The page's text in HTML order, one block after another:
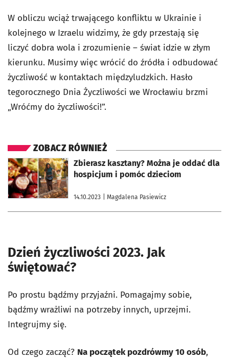
W obliczu wciąż trwającego konfliktu w Ukrainie i
kolejnego w Izraelu widzimy, że gdy przestają się
liczyć dobra wola i zrozumienie – świat idzie w złym
kierunku. Musimy więc wrócić do źródła i odbudować
życzliwość w kontaktach międzyludzkich. Hasło
tegorocznego Dnia Życzliwości we Wrocławiu brzmi
„Wróćmy do życzliwości!”.
ZOBACZ RÓWNIEŻ
Zbierasz kasztany? Można je oddać dla
hospicjum i pomóc dzieciom
14.10.2023 | Magdalena Pasiewicz
otworzy się w nowej karcie
Dzień życzliwości 2023. Jak
świętować?
Po prostu bądźmy przyjaźni. Pomagajmy sobie,
bądźmy wrażliwi na potrzeby innych, uprzejmi.
Integrujmy się.
Od czego zacząć? Na początek pozdrówmy 10 osób,